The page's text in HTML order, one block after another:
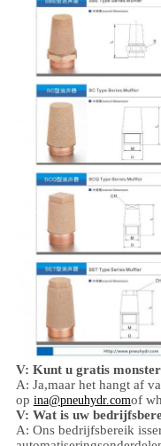
V: Kunt u gratis
A: Ja,maar het hangt af
op ina@pneuhydr.comof
V: Wat is uw
A: Ons bedrijfsbereik is